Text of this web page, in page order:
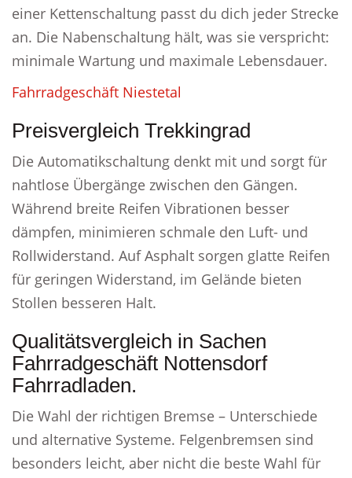
einer Kettenschaltung passt du dich jeder Strecke
an. Die Nabenschaltung hält, was sie verspricht:
minimale Wartung und maximale Lebensdauer.
Fahrradgeschäft Niestetal
Preisvergleich Trekkingrad
Die Automatikschaltung denkt mit und sorgt für
nahtlose Übergänge zwischen den Gängen.
Während breite Reifen Vibrationen besser
dämpfen, minimieren schmale den Luft- und
Rollwiderstand. Auf Asphalt sorgen glatte Reifen
für geringen Widerstand, im Gelände bieten
Stollen besseren Halt.
Qualitätsvergleich in Sachen
Fahrradgeschäft Nottensdorf
Fahrradladen.
Die Wahl der richtigen Bremse – Unterschiede
und alternative Systeme. Felgenbremsen sind
besonders leicht, aber nicht die beste Wahl für